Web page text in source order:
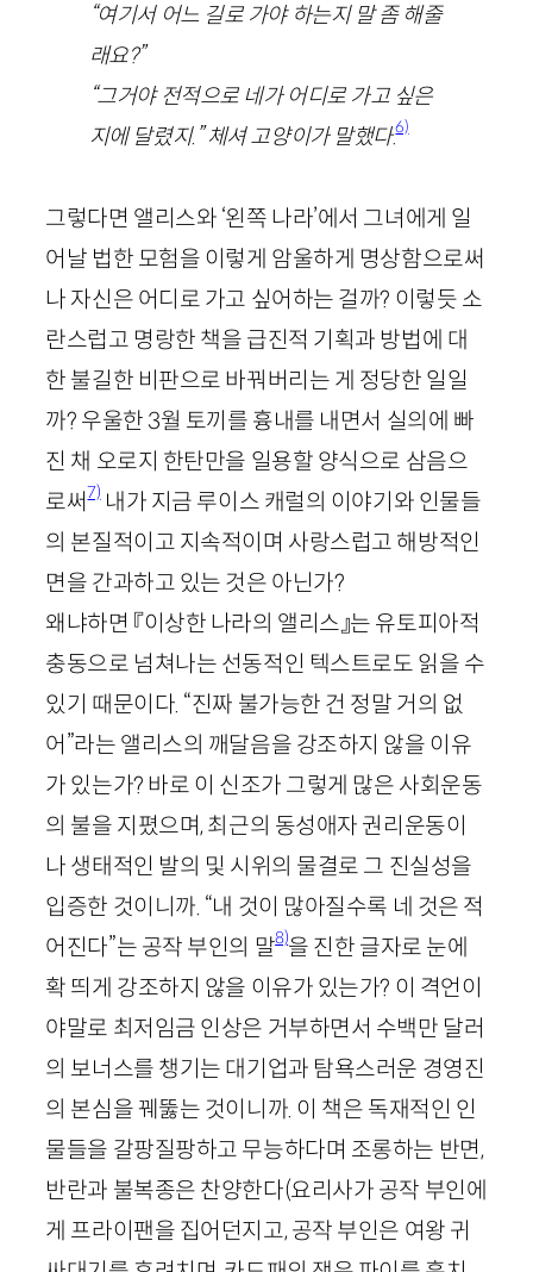
“여기서 어느 길로 가야 하는지 말 좀 해줄
래요?”
“그거야 전적으로 네가 어디로 가고 싶은
지에 달렸지.” 체셔 고양이가 말했다.6)
그렇다면 앨리스와 ‘왼쪽 나라’에서 그녀에게 일
어날 법한 모험을 이렇게 암울하게 명상함으로써
나 자신은 어디로 가고 싶어하는 걸까? 이렇듯 소
란스럽고 명랑한 책을 급진적 기획과 방법에 대
한 불길한 비판으로 바꿔버리는 게 정당한 일일
까? 우울한 3월 토끼를 흉내를 내면서 실의에 빠
진 채 오로지 한탄만을 일용할 양식으로 삼음으
로써7)내가 지금 루이스 캐럴의 이야기와 인물들
의 본질적이고 지속적이며 사랑스럽고 해방적인
면을 간과하고 있는 것은 아닌가?
왜냐하면 『이상한 나라의 앨리스』는 유토피아적
충동으로 넘쳐나는 선동적인 텍스트로도 읽을 수
있기 때문이다. “진짜 불가능한 건 정말 거의 없
어”라는 앨리스의 깨달음을 강조하지 않을 이유
가 있는가? 바로 이 신조가 그렇게 많은 사회운동
의 불을 지폈으며, 최근의 동성애자 권리운동이
나 생태적인 발의 및 시위의 물결로 그 진실성을
입증한 것이니까. “내 것이 많아질수록 네 것은 적
어진다”는 공작 부인의 말8)을 진한 글자로 눈에
확 띄게 강조하지 않을 이유가 있는가? 이 격언이
야말로 최저임금 인상은 거부하면서 수백만 달러
의 보너스를 챙기는 대기업과 탐욕스러운 경영진
의 본심을 꿰뚫는 것이니까. 이 책은 독재적인 인
물들을 갈팡질팡하고 무능하다며 조롱하는 반면,
반란과 불복종은 찬양한다(요리사가 공작 부인에
게 프라이팬을 집어던지고, 공작 부인은 여왕 귀